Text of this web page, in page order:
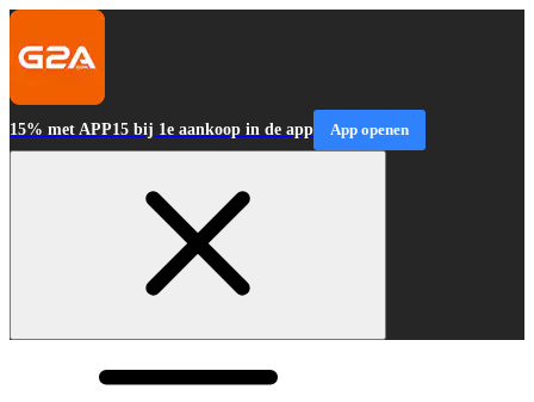
15% met APP15 bij 1e aankoop in de app App openen